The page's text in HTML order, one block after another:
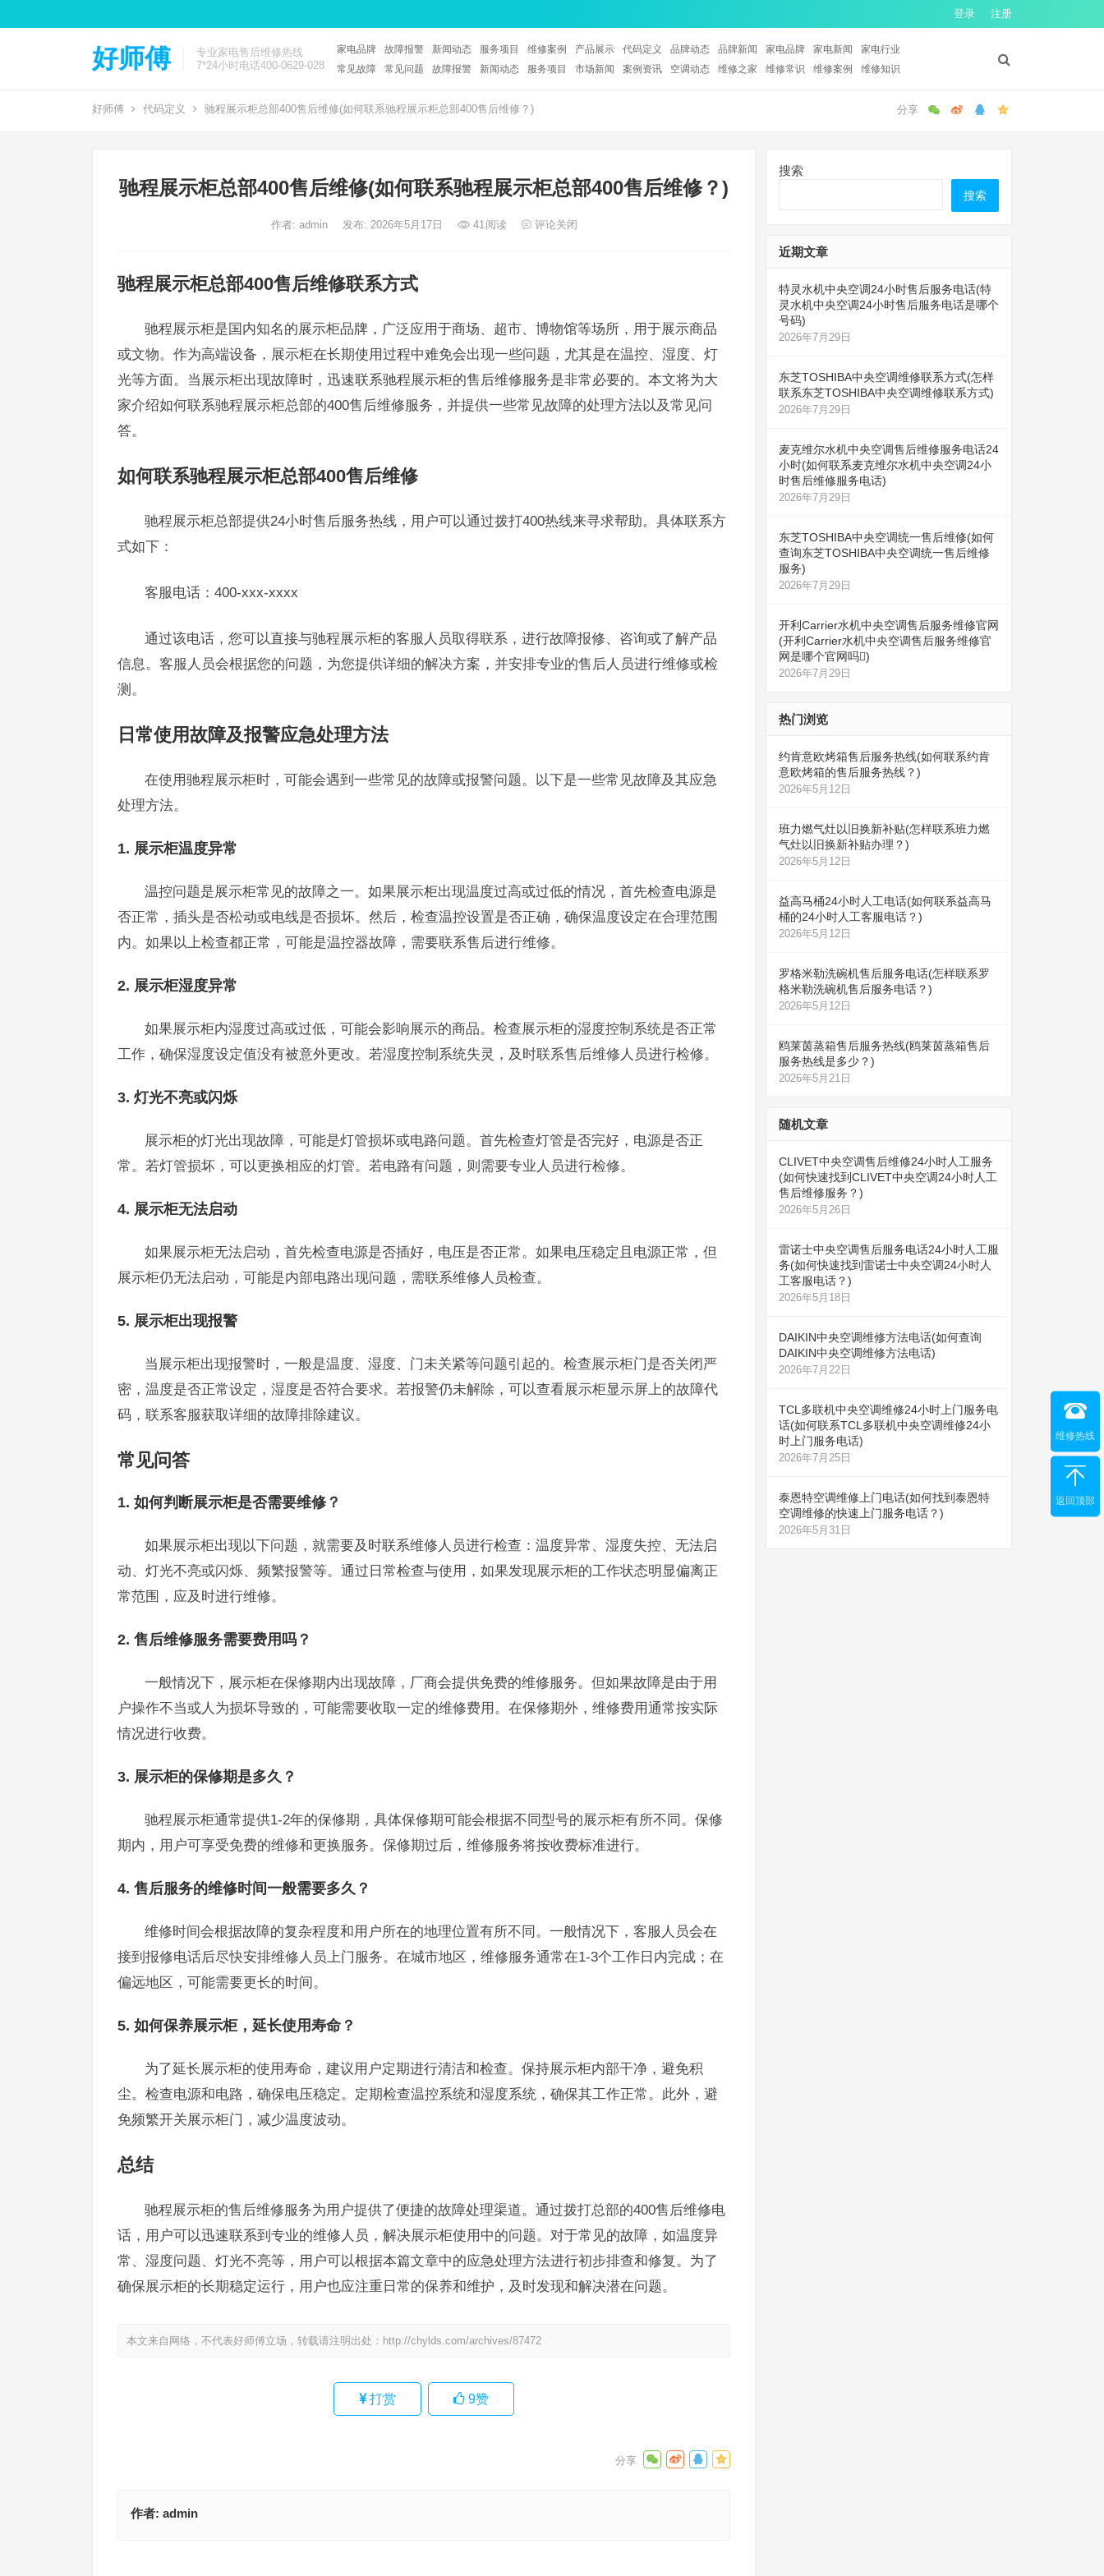
登录 注册
好师傅
专业家电售后维修热线
7*24小时电话400-0629-028
家电品牌 故障报警 新闻动态 服务项目 维修案例 产品展示 代码定义 品牌动态 品牌新闻 家电品牌 家电新闻
家电行业
常见故障
常见问题 故障报警 新闻动态 服务项目 市场新闻 案例资讯 空调动态 维修之家 维修常识 维修案例 维修知识
好师傅 代码定义 驰程展示柜总部400售后维修(如何联系驰程展示柜总部400售后维修？)
驰程展示柜总部400售后维修(如何联系驰程展示柜总部400售后维修？)
作者: admin 发布: 2026年5月17日 41阅读 评论关闭
驰程展示柜总部400售后维修联系方式
驰程展示柜是国内知名的展示柜品牌，广泛应用于商场、超市、博物馆等场所，用于展示商品
或文物。作为高端设备，展示柜在长期使用过程中难免会出现一些问题，尤其是在温控、湿度、灯
光等方面。当展示柜出现故障时，迅速联系驰程展示柜的售后维修服务是非常必要的。本文将为大
家介绍如何联系驰程展示柜总部的400售后维修服务，并提供一些常见故障的处理方法以及常见问
答。
如何联系驰程展示柜总部400售后维修
驰程展示柜总部提供24小时售后服务热线，用户可以通过拨打400热线来寻求帮助。具体联系方
式如下：
客服电话：400-xxx-xxxx
通过该电话，您可以直接与驰程展示柜的客服人员取得联系，进行故障报修、咨询或了解产品
信息。客服人员会根据您的问题，为您提供详细的解决方案，并安排专业的售后人员进行维修或检
测。
日常使用故障及报警应急处理方法
在使用驰程展示柜时，可能会遇到一些常见的故障或报警问题。以下是一些常见故障及其应急
处理方法。
1. 展示柜温度异常
温控问题是展示柜常见的故障之一。如果展示柜出现温度过高或过低的情况，首先检查电源是
否正常，插头是否松动或电线是否损坏。然后，检查温控设置是否正确，确保温度设定在合理范围
内。如果以上检查都正常，可能是温控器故障，需要联系售后进行维修。
2. 展示柜湿度异常
如果展示柜内湿度过高或过低，可能会影响展示的商品。检查展示柜的湿度控制系统是否正常
工作，确保湿度设定值没有被意外更改。若湿度控制系统失灵，及时联系售后维修人员进行检修。
3. 灯光不亮或闪烁
展示柜的灯光出现故障，可能是灯管损坏或电路问题。首先检查灯管是否完好，电源是否正
常。若灯管损坏，可以更换相应的灯管。若电路有问题，则需要专业人员进行检修。
4. 展示柜无法启动
如果展示柜无法启动，首先检查电源是否插好，电压是否正常。如果电压稳定且电源正常，但
展示柜仍无法启动，可能是内部电路出现问题，需联系维修人员检查。
5. 展示柜出现报警
当展示柜出现报警时，一般是温度、湿度、门未关紧等问题引起的。检查展示柜门是否关闭严
密，温度是否正常设定，湿度是否符合要求。若报警仍未解除，可以查看展示柜显示屏上的故障代
码，联系客服获取详细的故障排除建议。
常见问答
1. 如何判断展示柜是否需要维修？
如果展示柜出现以下问题，就需要及时联系维修人员进行检查：温度异常、湿度失控、无法启
动、灯光不亮或闪烁、频繁报警等。通过日常检查与使用，如果发现展示柜的工作状态明显偏离正
常范围，应及时进行维修。
2. 售后维修服务需要费用吗？
一般情况下，展示柜在保修期内出现故障，厂商会提供免费的维修服务。但如果故障是由于用
户操作不当或人为损坏导致的，可能需要收取一定的维修费用。在保修期外，维修费用通常按实际
情况进行收费。
3. 展示柜的保修期是多久？
驰程展示柜通常提供1-2年的保修期，具体保修期可能会根据不同型号的展示柜有所不同。保修
期内，用户可享受免费的维修和更换服务。保修期过后，维修服务将按收费标准进行。
4. 售后服务的维修时间一般需要多久？
维修时间会根据故障的复杂程度和用户所在的地理位置有所不同。一般情况下，客服人员会在
接到报修电话后尽快安排维修人员上门服务。在城市地区，维修服务通常在1-3个工作日内完成；在
偏远地区，可能需要更长的时间。
5. 如何保养展示柜，延长使用寿命？
为了延长展示柜的使用寿命，建议用户定期进行清洁和检查。保持展示柜内部干净，避免积
尘。检查电源和电路，确保电压稳定。定期检查温控系统和湿度系统，确保其工作正常。此外，避
免频繁开关展示柜门，减少温度波动。
总结
驰程展示柜的售后维修服务为用户提供了便捷的故障处理渠道。通过拨打总部的400售后维修电
话，用户可以迅速联系到专业的维修人员，解决展示柜使用中的问题。对于常见的故障，如温度异
常、湿度问题、灯光不亮等，用户可以根据本篇文章中的应急处理方法进行初步排查和修复。为了
确保展示柜的长期稳定运行，用户也应注重日常的保养和维护，及时发现和解决潜在问题。
本文来自网络，不代表好师傅立场，转载请注明出处： http://chylds.com/archives/87472
打赏 9赞
作者: admin
搜索
搜索
近期文章
特灵水机中央空调24小时售后服务电话(特
灵水机中央空调24小时售后服务电话是哪个
号码)
2026年7月29日
东芝TOSHIBA中央空调维修联系方式(怎样
联系东芝TOSHIBA中央空调维修联系方式)
2026年7月29日
麦克维尔水机中央空调售后维修服务电话24
小时(如何联系麦克维尔水机中央空调24小
时售后维修服务电话)
2026年7月29日
东芝TOSHIBA中央空调统一售后维修(如何
查询东芝TOSHIBA中央空调统一售后维修
服务)
2026年7月29日
开利Carrier水机中央空调售后服务维修官网
(开利Carrier水机中央空调售后服务维修官
网是哪个官网吗)
2026年7月29日
热门浏览
约肯意欧烤箱售后服务热线(如何联系约肯
意欧烤箱的售后服务热线？)
2026年5月12日
班力燃气灶以旧换新补贴(怎样联系班力燃
气灶以旧换新补贴办理？)
2026年5月12日
益高马桶24小时人工电话(如何联系益高马
桶的24小时人工客服电话？)
2026年5月12日
罗格米勒洗碗机售后服务电话(怎样联系罗
格米勒洗碗机售后服务电话？)
2026年5月12日
鸥莱茵蒸箱售后服务热线(鸥莱茵蒸箱售后
服务热线是多少？)
2026年5月21日
随机文章
CLIVET中央空调售后维修24小时人工服务
(如何快速找到CLIVET中央空调24小时人工
售后维修服务？)
2026年5月26日
雷诺士中央空调售后服务电话24小时人工服
务(如何快速找到雷诺士中央空调24小时人
工客服电话？)
2026年5月18日
DAIKIN中央空调维修方法电话(如何查询
DAIKIN中央空调维修方法电话)
2026年7月22日
TCL多联机中央空调维修24小时上门服务电
话(如何联系TCL多联机中央空调维修24小
时上门服务电话)
2026年7月25日
泰恩特空调维修上门电话(如何找到泰恩特
空调维修的快速上门服务电话？)
2026年5月31日
维修热线
返回顶部